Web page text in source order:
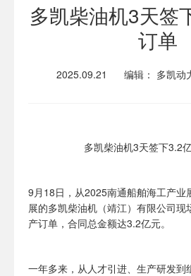
多凯柴油机3天签
订单
2025.09.21 编辑： 多凯动
多凯柴油机3天签下3.2
9月18日，从2025南通船舶海工产业
展的多凯柴油机（靖江）有限公司现
产订单，合同总金额达3.2亿元。
一年多来，从人才引进、生产研发到